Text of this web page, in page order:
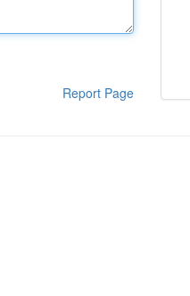
Report Page